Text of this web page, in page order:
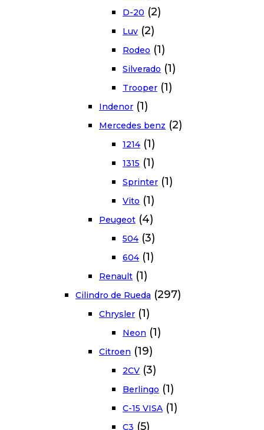
D-20 (2)
Luv (2)
Rodeo (1)
Silverado (1)
Trooper (1)
Indenor (1)
Mercedes benz (2)
1214 (1)
1315 (1)
Sprinter (1)
Vito (1)
Peugeot (4)
504 (3)
604 (1)
Renault (1)
Cilindro de Rueda (297)
Chrysler (1)
Neon (1)
Citroen (19)
2CV (3)
Berlingo (1)
C-15 VISA (1)
C3 (5)